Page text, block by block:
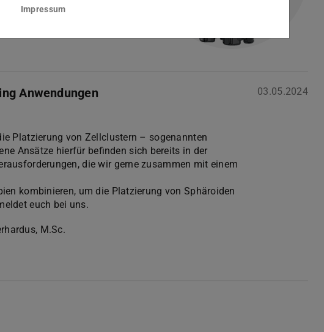
Anwendungen
03.05.2024
Platzierung von Zellclustern – sogenannten
Ansätze hierfür befinden sich bereits in der
die wir gerne zusammen mit einem
kombinieren, um die Platzierung von Sphäroiden
euch bei uns.
M.Sc.
Impressum